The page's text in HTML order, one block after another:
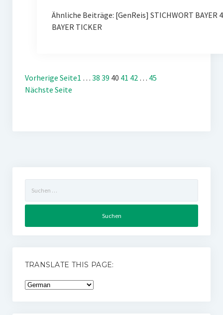
Ähnliche Beiträge: [GenReis] STICHWORT
BAYER TICKER
Vorherige Seite1 … 38 39 40 41 42 … 45
Nächste Seite
nach:
TRANSLATE THIS PAGE: